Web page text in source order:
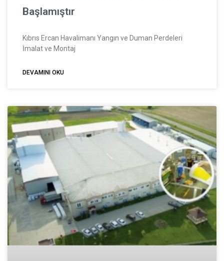
Başlamıştır
Kıbrıs Ercan Havalimanı Yangın ve Duman Perdeleri
İmalat ve Montaj
DEVAMINI OKU